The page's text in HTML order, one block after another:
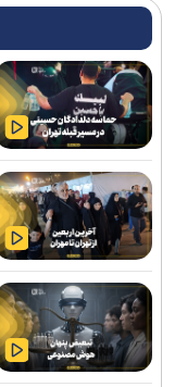
رکوردشکنی در
۱۲۴ هزار واحد افزایش یافت
صنعتی غیرمجاز فاقد
تأکید معاون مهندسی
بندر امیرآباد
تردد روان در
تداوم رگبار و
گردوخاک در نقاط